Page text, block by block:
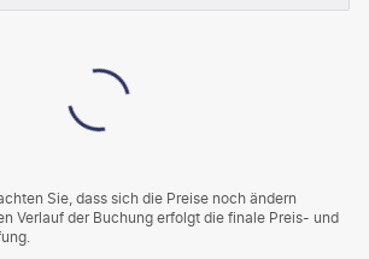
Sie, dass sich die Preise noch ändern
Verlauf der Buchung erfolgt die finale Preis- und